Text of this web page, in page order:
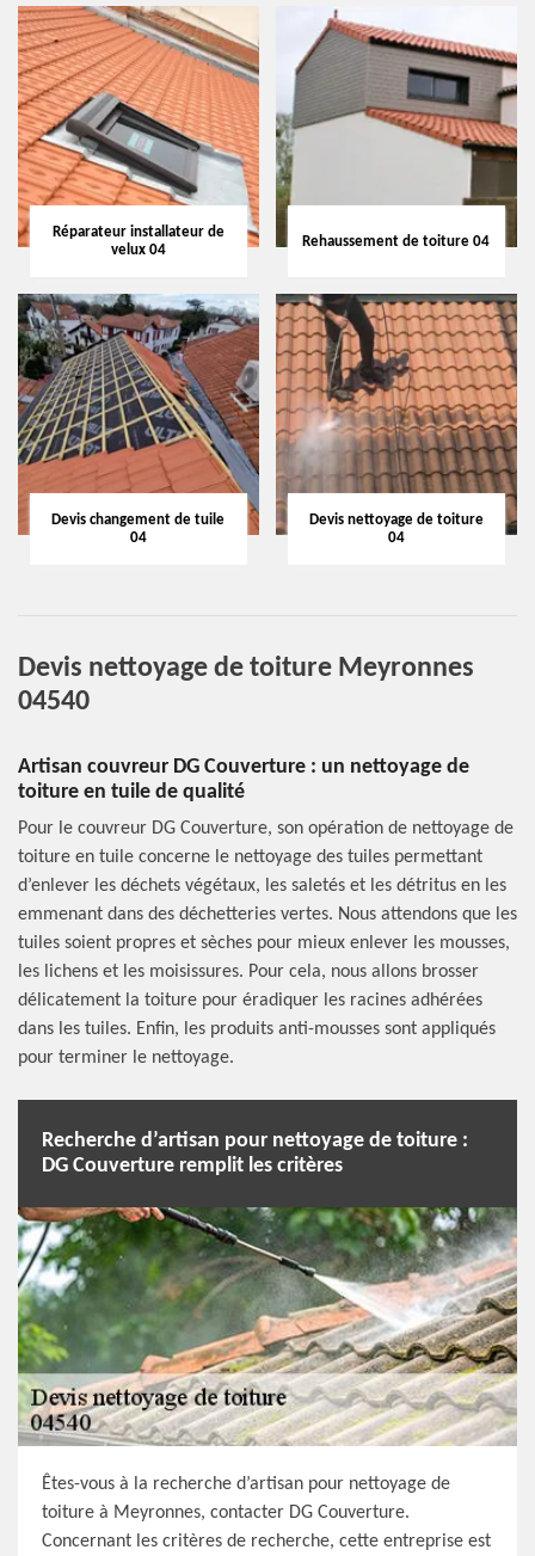
Réparateur installateur de
velux 04
Rehaussement de toiture 04
Devis changement de tuile
04
Devis nettoyage de toiture
04
Devis nettoyage de toiture Meyronnes
04540
Artisan couvreur DG Couverture : un nettoyage de
toiture en tuile de qualité
Pour le couvreur DG Couverture, son opération de nettoyage de
toiture en tuile concerne le nettoyage des tuiles permettant
d’enlever les déchets végétaux, les saletés et les détritus en les
emmenant dans des déchetteries vertes. Nous attendons que les
tuiles soient propres et sèches pour mieux enlever les mousses,
les lichens et les moisissures. Pour cela, nous allons brosser
délicatement la toiture pour éradiquer les racines adhérées
dans les tuiles. Enfin, les produits anti-mousses sont appliqués
pour terminer le nettoyage.
Recherche d’artisan pour nettoyage de toiture :
DG Couverture remplit les critères
Êtes-vous à la recherche d’artisan pour nettoyage de
toiture à Meyronnes, contacter DG Couverture.
Concernant les critères de recherche, cette entreprise est